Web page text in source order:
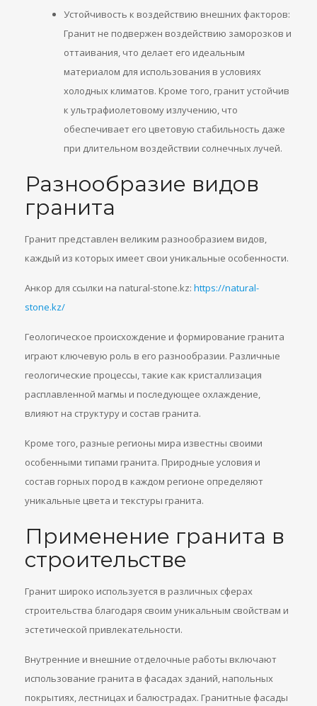
Устойчивость к воздействию внешних факторов:
Гранит не подвержен воздействию заморозков и
оттаивания, что делает его идеальным
материалом для использования в условиях
холодных климатов. Кроме того, гранит устойчив
к ультрафиолетовому излучению, что
обеспечивает его цветовую стабильность даже
при длительном воздействии солнечных лучей.
Разнообразие видов
гранита
Гранит представлен великим разнообразием видов,
каждый из которых имеет свои уникальные особенности.
Анкор для ссылки на natural-stone.kz: https://natural-
stone.kz/
Геологическое происхождение и формирование гранита
играют ключевую роль в его разнообразии. Различные
геологические процессы, такие как кристаллизация
расплавленной магмы и последующее охлаждение,
влияют на структуру и состав гранита.
Кроме того, разные регионы мира известны своими
особенными типами гранита. Природные условия и
состав горных пород в каждом регионе определяют
уникальные цвета и текстуры гранита.
Применение гранита в
строительстве
Гранит широко используется в различных сферах
строительства благодаря своим уникальным свойствам и
эстетической привлекательности.
Внутренние и внешние отделочные работы включают
использование гранита в фасадах зданий, напольных
покрытиях, лестницах и балюстрадах. Гранитные фасады